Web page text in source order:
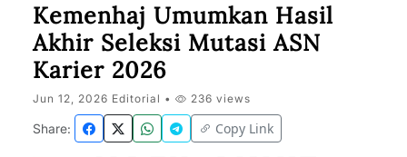
Kemenhaj Umumkan Hasil
Akhir Seleksi Mutasi ASN
Karier 2026
Jun 12, 2026 Editorial • 236 views
Share: Copy Link